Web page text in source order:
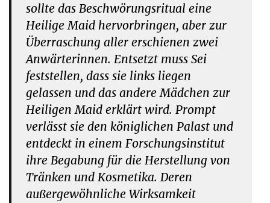
sollte das Beschwörungsritual eine
Heilige Maid hervorbringen, aber zur
Überraschung aller erschienen zwei
Anwärterinnen. Entsetzt muss Sei
feststellen, dass sie links liegen
gelassen und das andere Mädchen zur
Heiligen Maid erklärt wird. Prompt
verlässt sie den königlichen Palast und
entdeckt in einem Forschungsinstitut
ihre Begabung für die Herstellung von
Tränken und Kosmetika. Deren
außergewöhnliche Wirksamkeit